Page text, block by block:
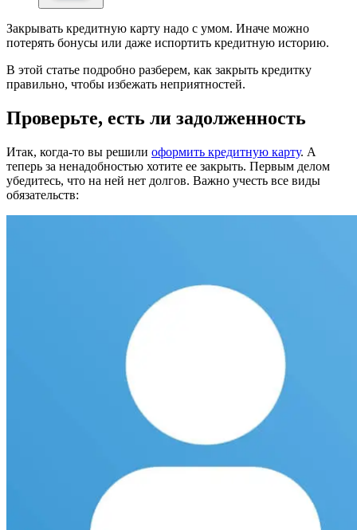
Закрывать кредитную карту надо с умом. Иначе можно
потерять бонусы или даже испортить кредитную историю.
В этой статье подробно разберем, как закрыть кредитку
правильно, чтобы избежать неприятностей.
Проверьте, есть ли задолженность
Итак, когда-то вы решили оформить кредитную карту. А
теперь за ненадобностью хотите ее закрыть. Первым делом
убедитесь, что на ней нет долгов. Важно учесть все виды
обязательств: